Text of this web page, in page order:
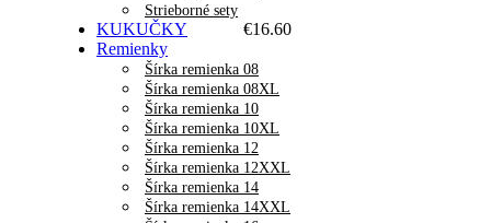
Strieborné sety
KUKUČKY
Remienky
Šírka remienka 08
Šírka remienka 08XL
Šírka remienka 10
Šírka remienka 10XL
Šírka remienka 12
Šírka remienka 12XXL
Šírka remienka 14
Šírka remienka 14XXL
€16.60